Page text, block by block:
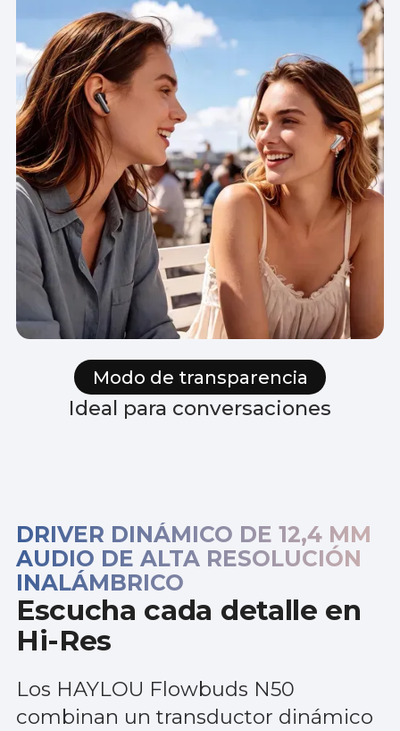
Modo de transparencia
Ideal para conversaciones
DRIVER DINÁMICO DE 12,4 MM
AUDIO DE ALTA RESOLUCIÓN
INALÁMBRICO
Escucha cada detalle en
Hi-Res
Los HAYLOU Flowbuds N50
combinan un transductor dinámico